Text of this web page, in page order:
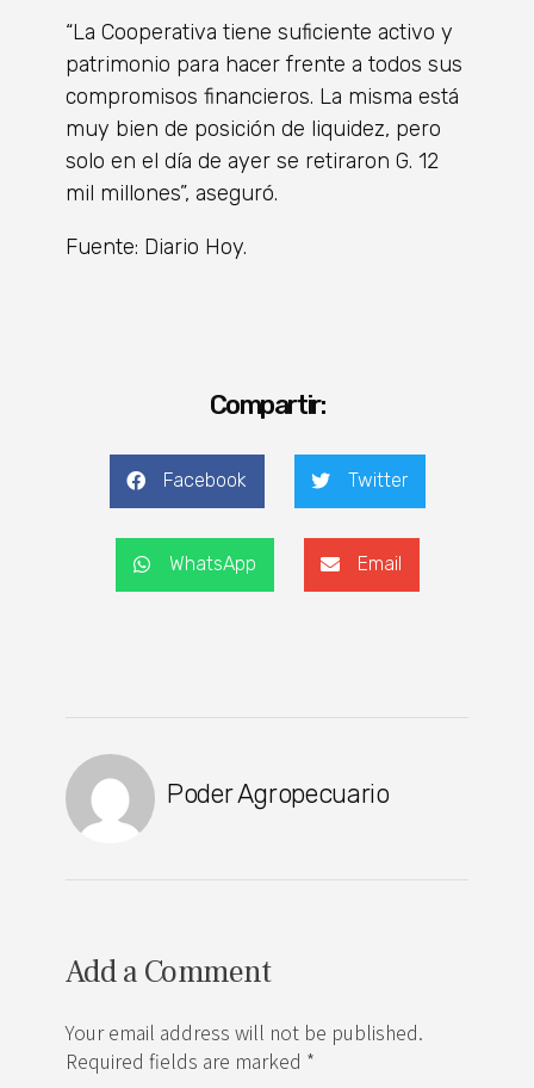
“La Cooperativa tiene suficiente activo y
patrimonio para hacer frente a todos sus
compromisos financieros. La misma está
muy bien de posición de liquidez, pero
solo en el día de ayer se retiraron G. 12
mil millones”, aseguró.
Fuente: Diario Hoy.
Compartir:
Facebook Twitter
WhatsApp Email
Poder Agropecuario
Add a Comment
Your email address will not be published.
Required fields are marked *